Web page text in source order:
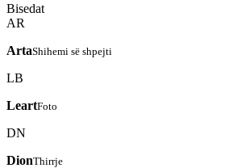
Bisedat
AR
ArtaShihemi së shpejti
LB
LeartFoto
DN
DionThirrje